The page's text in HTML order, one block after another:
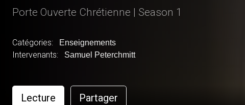
Porte Ouverte Chrétienne | Season 1
Catégories: Enseignements
Intervenants: Samuel Peterchmitt
Lecture Partager